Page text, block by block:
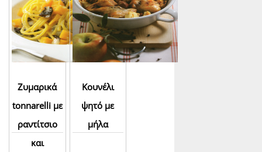
Ζυμαρικά
tonnarelli με
ραντίτσιο
και
Κουνέλι
ψητό με
μήλα